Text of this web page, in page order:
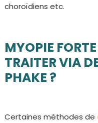
choroïdiens etc.
MYOPIE
TRAITER VIA
PHAKE ?
Certaines méthodes de